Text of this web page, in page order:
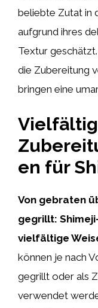
beliebte Zutat in
aufgrund ihres
Textur
die Zubereitung
bringen eine
en für
Von gebraten
gegrillt:
vielfältige
können je nach
gegrillt oder als
verwendet